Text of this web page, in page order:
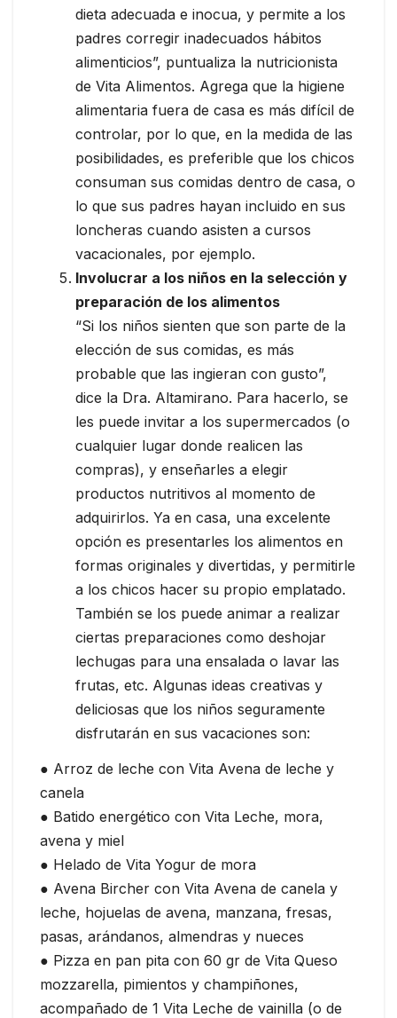
dieta adecuada e inocua, y permite a los
padres corregir inadecuados hábitos
alimenticios”, puntualiza la nutricionista
de Vita Alimentos. Agrega que la higiene
alimentaria fuera de casa es más difícil de
controlar, por lo que, en la medida de las
posibilidades, es preferible que los chicos
consuman sus comidas dentro de casa, o
lo que sus padres hayan incluido en sus
loncheras cuando asisten a cursos
vacacionales, por ejemplo.
Involucrar a los niños en la selección y
preparación de los alimentos
“Si los niños sienten que son parte de la
elección de sus comidas, es más
probable que las ingieran con gusto”,
dice la Dra. Altamirano. Para hacerlo, se
les puede invitar a los supermercados (o
cualquier lugar donde realicen las
compras), y enseñarles a elegir
productos nutritivos al momento de
adquirirlos. Ya en casa, una excelente
opción es presentarles los alimentos en
formas originales y divertidas, y permitirle
a los chicos hacer su propio emplatado.
También se los puede animar a realizar
ciertas preparaciones como deshojar
lechugas para una ensalada o lavar las
frutas, etc. Algunas ideas creativas y
deliciosas que los niños seguramente
disfrutarán en sus vacaciones son:
● Arroz de leche con Vita Avena de leche y
canela
● Batido energético con Vita Leche, mora,
avena y miel
● Helado de Vita Yogur de mora
● Avena Bircher con Vita Avena de canela y
leche, hojuelas de avena, manzana, fresas,
pasas, arándanos, almendras y nueces
● Pizza en pan pita con 60 gr de Vita Queso
mozzarella, pimientos y champiñones,
acompañado de 1 Vita Leche de vainilla (o de